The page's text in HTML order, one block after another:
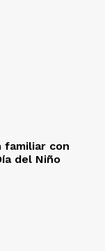
familiar con
del Niño